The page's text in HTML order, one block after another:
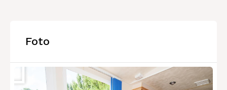
Foto